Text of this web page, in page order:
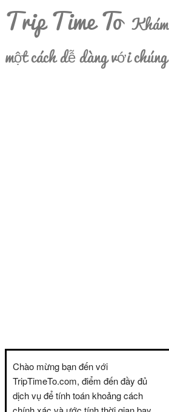
Trip Time To
một cách dễ dàng với
Chào mừng bạn đến với
TripTimeTo.com, điểm đến đầy đủ
dịch vụ để tính toán khoảng cách